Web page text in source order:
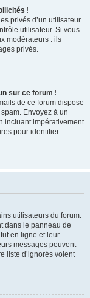
!
privés d’un utilisateur
utilisateur. Si vous
modérateurs : ils
privés.
sur ce forum !
de ce forum dispose
Envoyez à un
incluant impérativement
pour identifier
utilisateurs du forum.
dans le panneau de
en ligne et leur
messages peuvent
liste d’ignorés voient